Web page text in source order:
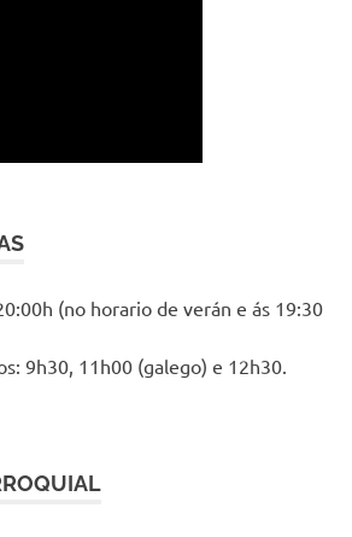
(no horario de verán e ás 19:30
9h30, 11h00 (galego) e 12h30.